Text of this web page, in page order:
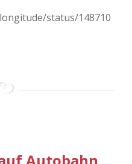
status/148710